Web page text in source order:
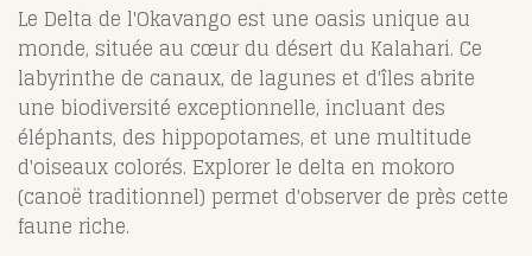
Le Delta de l'Okavango est une oasis unique au
monde, située au cœur du désert du Kalahari. Ce
labyrinthe de canaux, de lagunes et d'îles abrite
une biodiversité exceptionnelle, incluant des
éléphants, des hippopotames, et une multitude
d'oiseaux colorés. Explorer le delta en mokoro
(canoë traditionnel) permet d'observer de près cette
faune riche.